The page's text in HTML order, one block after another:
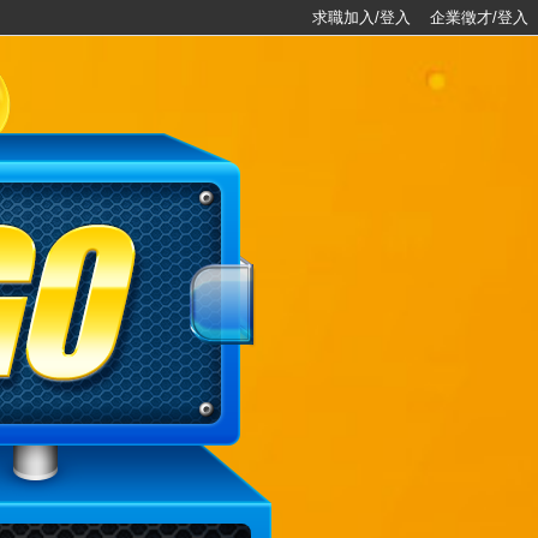
求職加入/登入 企業徵才/登入